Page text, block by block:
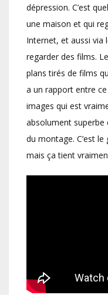
dépression. C’est
une maison et qui
Internet, et aussi via
regarder des films.
plans tirés de films
a un rapport entre
images qui est
absolument superbe
du montage. C’est
mais ça tient